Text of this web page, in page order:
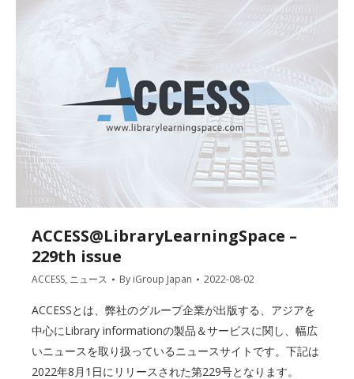
ACCESS@LibraryLearningSpace –
229th issue
ACCESS, ニュース By iGroup Japan 2022-08-02
ACCESSとは、弊社のグループ企業が出版する、アジアを
中心にLibrary informationの製品＆サービスに関し、幅広
いニュースを取り扱っているニュースサイトです。下記は
2022年8月1日にリリースされた第229号となります。